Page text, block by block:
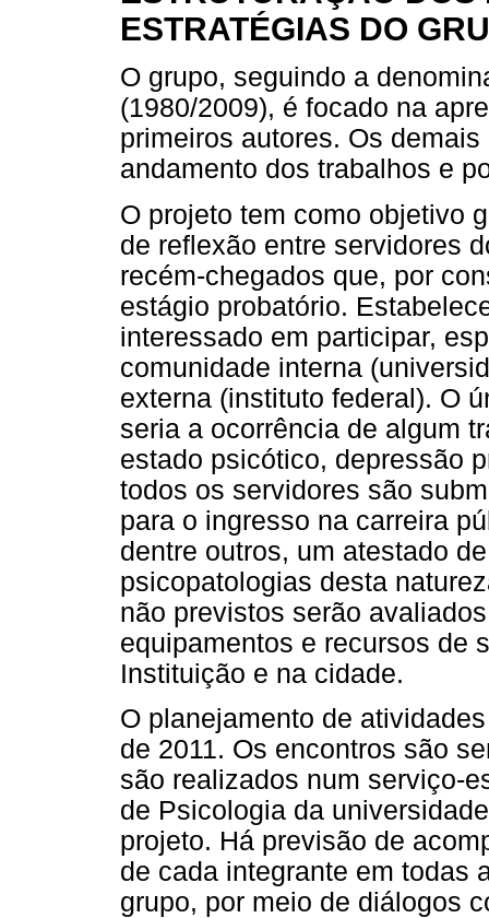
ESTRATÉGIAS DO
O grupo, seguindo a
(1980/2009), é focado na
primeiros autores. Os
andamento dos trabalhos e
O projeto tem como objetivo
de reflexão entre servidores
recém-chegados que, por
estágio probatório.
interessado em participar,
comunidade interna
externa (instituto federal). O
seria a ocorrência de algum
estado psicótico, depressão
todos os servidores são
para o ingresso na carreira
dentre outros, um atestado
psicopatologias desta
não previstos serão
equipamentos e recursos de
Instituição e na cidade.
O planejamento de
de 2011. Os encontros são
são realizados num serviço-
de Psicologia da
projeto. Há previsão de
de cada integrante em todas
grupo, por meio de diálogos